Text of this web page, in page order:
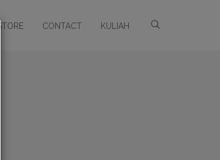
STORE CONTACT KULIAH